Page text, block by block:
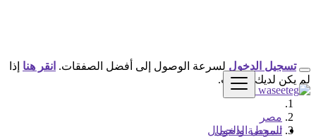
تسجيل الدخول
تسجيل الدخول لسرعة الوصول إلى أفضل الصفقات. انقر هنا إذا
لم يكن لديك حساب.
مصر
الموضة والجمال